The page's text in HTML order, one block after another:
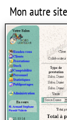
Mon autre site